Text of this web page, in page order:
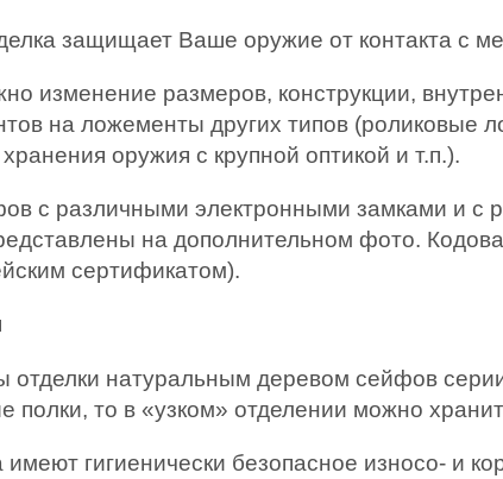
защищает Ваше оружие от контакта с
изменение размеров, конструкции,
на ложементы других типов (роликовые
оружия с крупной оптикой и т.п.).
с различными электронными замками и с
на дополнительном фото.
сертификатом).
натуральным деревом сейфов
полки, то в «узком» отделении можно
гигиенически безопасное износо- и